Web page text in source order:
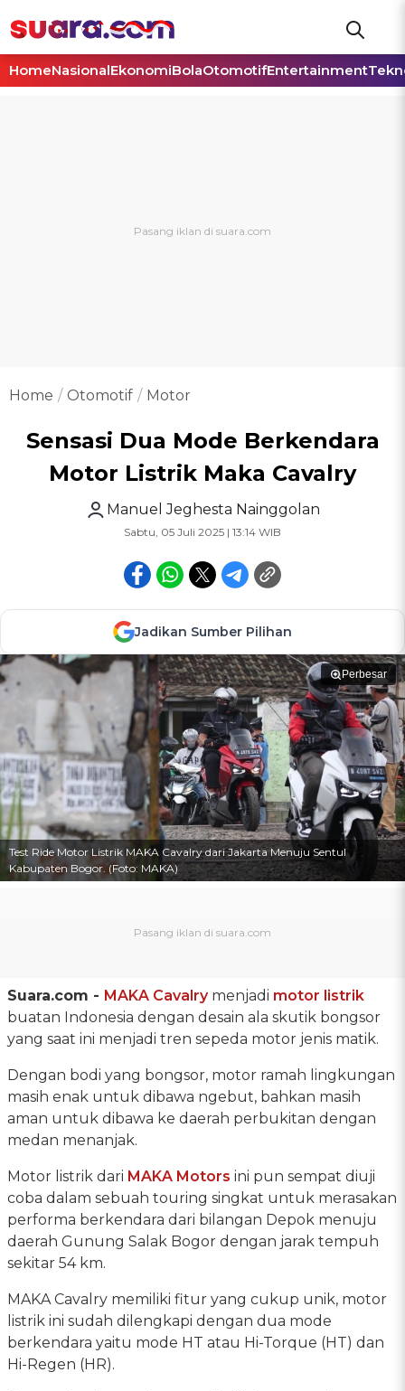
HomeNasionalEkonomiBolaOtomotifEntertainment
Home Otomotif Motor
Sensasi Dua Mode Berkendara
Motor Listrik Maka Cavalry
Manuel Jeghesta Nainggolan
Sabtu, 05 Juli 2025 | 13:14 WIB
Jadikan Sumber Pilihan
Perbesar
Test Ride Motor Listrik MAKA Cavalry dari Jakarta Menuju Sentul
Kabupaten Bogor. (Foto: MAKA)
Suara.com - MAKA Cavalrymenjadi motor listrik
buatan Indonesia dengan desain ala skutik bongsor
yang saat ini menjadi tren sepeda motor jenis matik.
Dengan bodi yang bongsor, motor ramah lingkungan
masih enak untuk dibawa ngebut, bahkan masih
aman untuk dibawa ke daerah perbukitan dengan
medan menanjak.
Motor listrik dari MAKA Motors ini pun sempat diuji
coba dalam sebuah touring singkat untuk merasakan
performa berkendara dari bilangan Depok menuju
daerah Gunung Salak Bogor dengan jarak tempuh
sekitar 54 km.
MAKA Cavalry memiliki fitur yang cukup unik, motor
listrik ini sudah dilengkapi dengan dua mode
berkendara yaitu mode HT atau Hi-Torque (HT) dan
Hi-Regen (HR).